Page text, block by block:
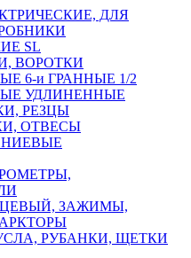
ДЛЯ
SL
ВОРОТКИ
6-и ГРАННЫЕ 1/2
УДЛИНЕННЫЕ
РЕЗЦЫ
ОТВЕСЫ
ЗАЖИМЫ,
РУБАНКИ, ЩЕТКИ